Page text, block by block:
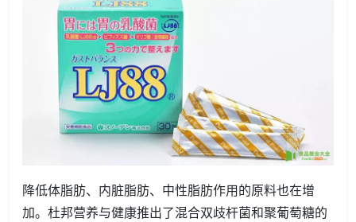
降低体脂肪、内脏脂肪、中性脂肪作用的原料也在增
加。杜邦营养与健康推出了混合双歧杆菌和聚葡萄糖的